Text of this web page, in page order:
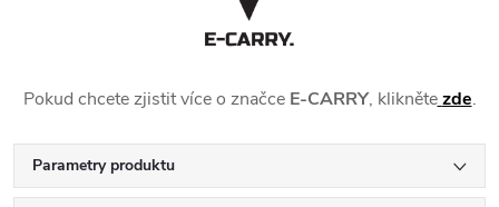
Pokud chcete zjistit více o značce E-CARRY, klikněte zde.
Parametry produktu